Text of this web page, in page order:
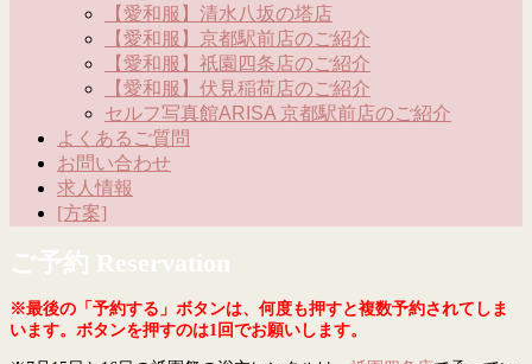
【愛和服】清水八坂の塔店
【愛和服】京都駅前店のご紹介
【愛和服】祇園四条店のご紹介
【愛和服】伏見稲荷店のご紹介
セルフ写真館ARISA 京都駅前店のご紹介
よくあるご質問
お問い合わせ
求人情報
[方案]
ご予約 Reservation
※最後の「予約する」ボタンは、何度も押すと複数予約されてしま
います。ボタンを押すのは1回でお願いします。